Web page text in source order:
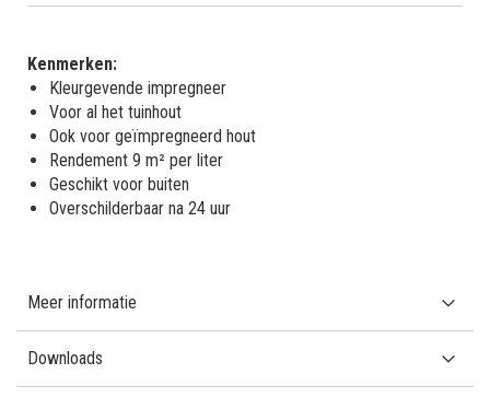
Kenmerken:
Kleurgevende impregneer
Voor al het tuinhout
Ook voor geïmpregneerd hout
Rendement 9 m² per liter
Geschikt voor buiten
Overschilderbaar na 24 uur
Meer informatie
Downloads